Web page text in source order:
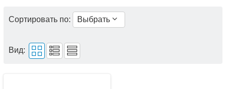
Сортировать по: Выбрать
Вид: